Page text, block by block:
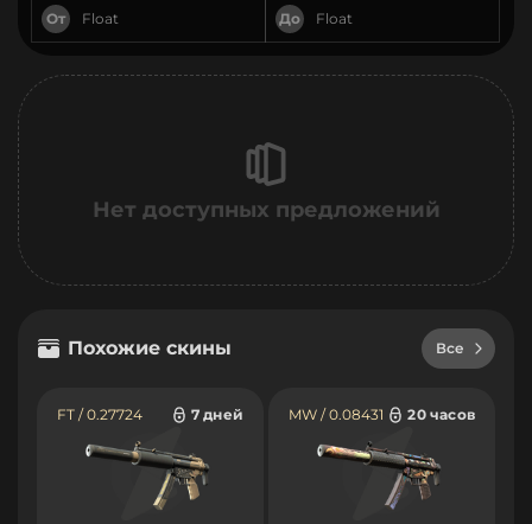
От До
Нет доступных предложений
Похожие скины Все
FT / 0.27724 7 дней MW / 0.08431 20 часов